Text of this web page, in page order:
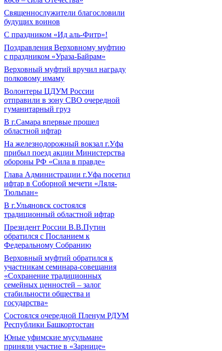
Священнослужители благословили
будущих воинов
С праздником «Ид аль-Фитр»!
Поздравления Верховному муфтию
с праздником «Ураза-Байрам»
Верховный муфтий вручил награду
полковому имаму
Волонтеры ЦДУМ России
отправили в зону СВО очередной
гуманитарный груз
В г.Самара впервые прошел
областной ифтар
На железнодорожный вокзал г.Уфа
прибыл поезд акции Министерства
обороны РФ «Сила в правде»
Глава Администрации г.Уфа посетил
ифтар в Соборной мечети «Ляля-
Тюльпан»
В г.Ульяновск состоялся
традиционный областной ифтар
Президент России В.В.Путин
обратился с Посланием к
Федеральному Собранию
Верховный муфтий обратился к
участникам семинара-совещания
«Сохранение традиционных
семейных ценностей – залог
стабильности общества и
государства»
Состоялся очередной Пленум РДУМ
Республики Башкортостан
Юные уфимские мусульмане
приняли участие в «Зарнице»